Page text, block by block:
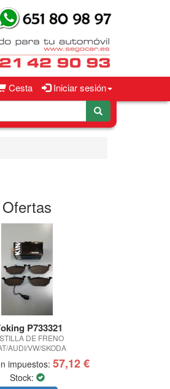
Cesta Iniciar sesión
Ofertas
P733321
DE FRENO
AUDI/VW/SKODA
impuestos: 57,12 €
Stock: